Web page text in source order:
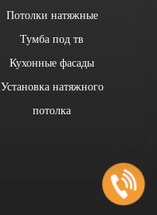
Потолки натяжные
Тумба под тв
Кухонные фасады
Установка натяжного
потолка